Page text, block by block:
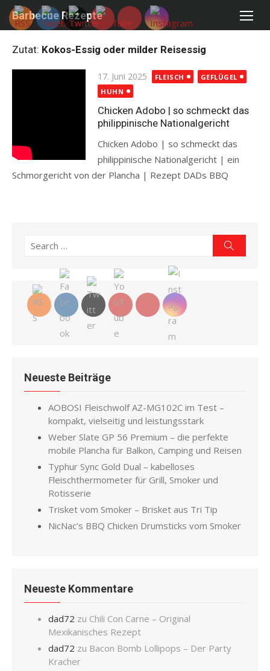
Skip
Barbecue Rezepte
Zutat: Kokos-Essig oder milder Reisessig
Posted
on
17. Juni 2025 FLEISCH
GEFLÜGEL
HUHN
Chicken Adobo | so schmeckt das
philippinische Nationalgericht
Chicken Adobo | so schmeckt das
philippinische Nationalgericht | ein
Schmorgericht von der Plancha | Rezept DADs BBQ
Search
Neueste Beiträge
AOBOSI Fleischwolf AZ-MG102C im Test –
kompakt, vielseitig und leistungsstark
Weber Slate GP 56 Premium – die perfekte
mobile Plancha für Balkon, Camping und Reisen
Typhur Sync Gold Dual – kabelloses
Fleischthermometer für Grill, Smoker und
Rotisserie
Trisket vom Smoker – Brisket aus Tri Tip
NicNac’s BBQ Chicken Drumsticks vom Smoker
Neueste Kommentare
dad72 zu Chili Con Carne – Original
Mexikanisches Rezept
dad72 zu Bacon Bomb Lollipops – Der Party
Kracher